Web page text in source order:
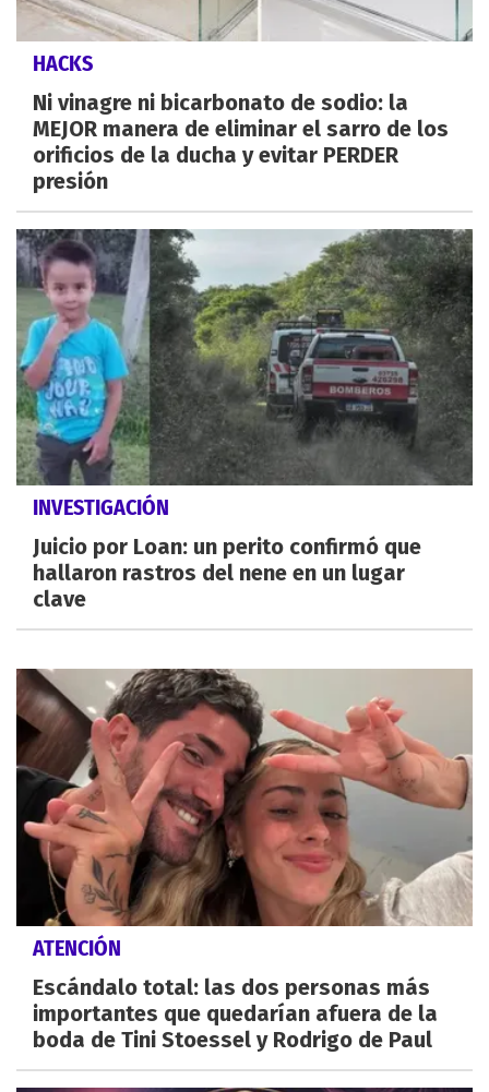
HACKS
Ni vinagre ni bicarbonato de sodio: la
MEJOR manera de eliminar el sarro de los
orificios de la ducha y evitar PERDER
presión
INVESTIGACIÓN
Juicio por Loan: un perito confirmó que
hallaron rastros del nene en un lugar
clave
ATENCIÓN
Escándalo total: las dos personas más
importantes que quedarían afuera de la
boda de Tini Stoessel y Rodrigo de Paul